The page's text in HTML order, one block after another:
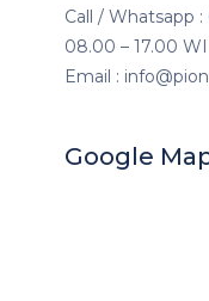
Call / Whatsapp
08.00 – 17.00
Email :
Google